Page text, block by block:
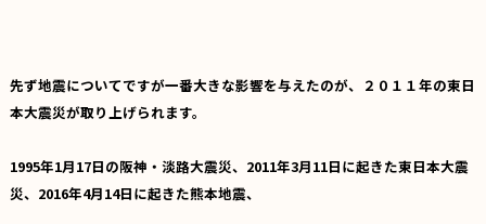
先ず地震についてですが一番大きな影響を与えたのが、２０１１年の東日
本大震災が取り上げられます。
1995年1月17日の阪神・淡路大震災、2011年3月11日に起きた東日本大震
災、2016年4月14日に起きた熊本地震、